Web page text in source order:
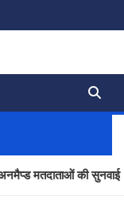
की सुनवाई जारी-